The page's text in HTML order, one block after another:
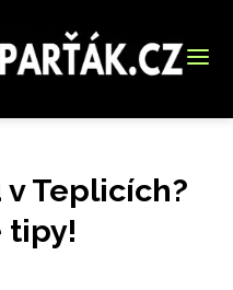
Teplicích?
tipy!